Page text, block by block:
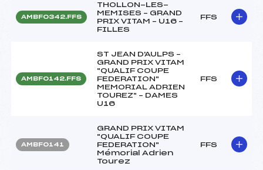
AMBF0342.FFS
THOLLON-LES-
MEMISES – GRAND
PRIX VITAM – U16 –
FILLES
FFS
AMBF0142.FFS
ST JEAN D'AULPS –
GRAND PRIX VITAM
"QUALIF COUPE
FEDERATION"
MEMORIAL ADRIEN
TOUREZ" – DAMES
U16
FFS
AMBF0141
GRAND PRIX VITAM
"QUALIF COUPE
FEDERATION"
Mémorial Adrien
Tourez
FFS